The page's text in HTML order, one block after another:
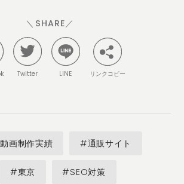
＼SHARE／
Twitter LINE リンクコピー
画制作実績 #通販サイト
#東京 #SEO対策